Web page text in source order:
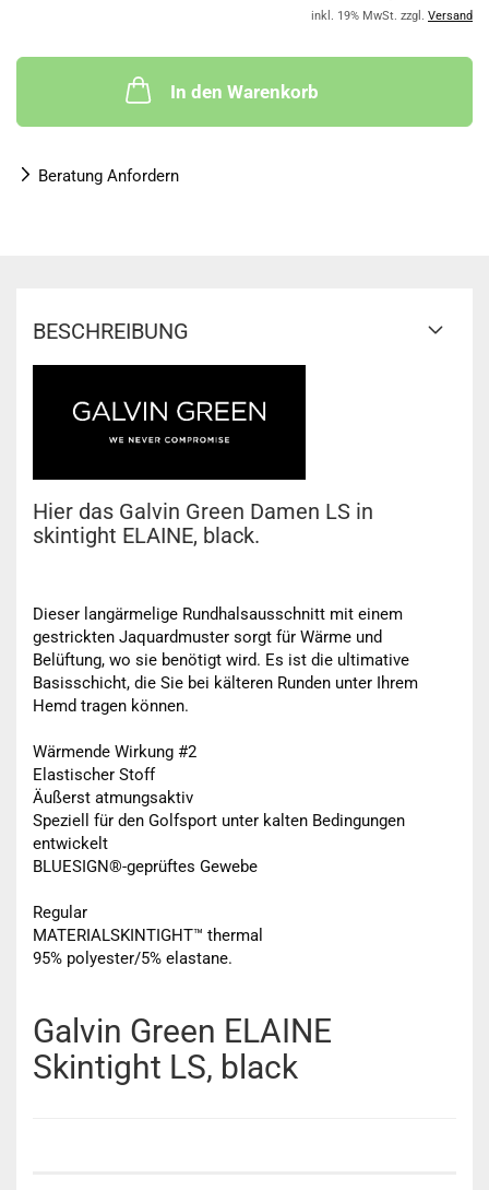
inkl. 19% MwSt. zzgl. Versand
In den Warenkorb
Beratung Anfordern
BESCHREIBUNG
Hier das Galvin Green Damen LS in
skintight ELAINE, black.
Dieser langärmelige Rundhalsausschnitt mit einem
gestrickten Jaquardmuster sorgt für Wärme und
Belüftung, wo sie benötigt wird. Es ist die ultimative
Basisschicht, die Sie bei kälteren Runden unter Ihrem
Hemd tragen können.
Wärmende Wirkung #2
Elastischer Stoff
Äußerst atmungsaktiv
Speziell für den Golfsport unter kalten Bedingungen
entwickelt
BLUESIGN®-geprüftes Gewebe
Regular
MATERIALSKINTIGHT™ thermal
95% polyester/5% elastane.
Galvin Green ELAINE
Skintight LS, black